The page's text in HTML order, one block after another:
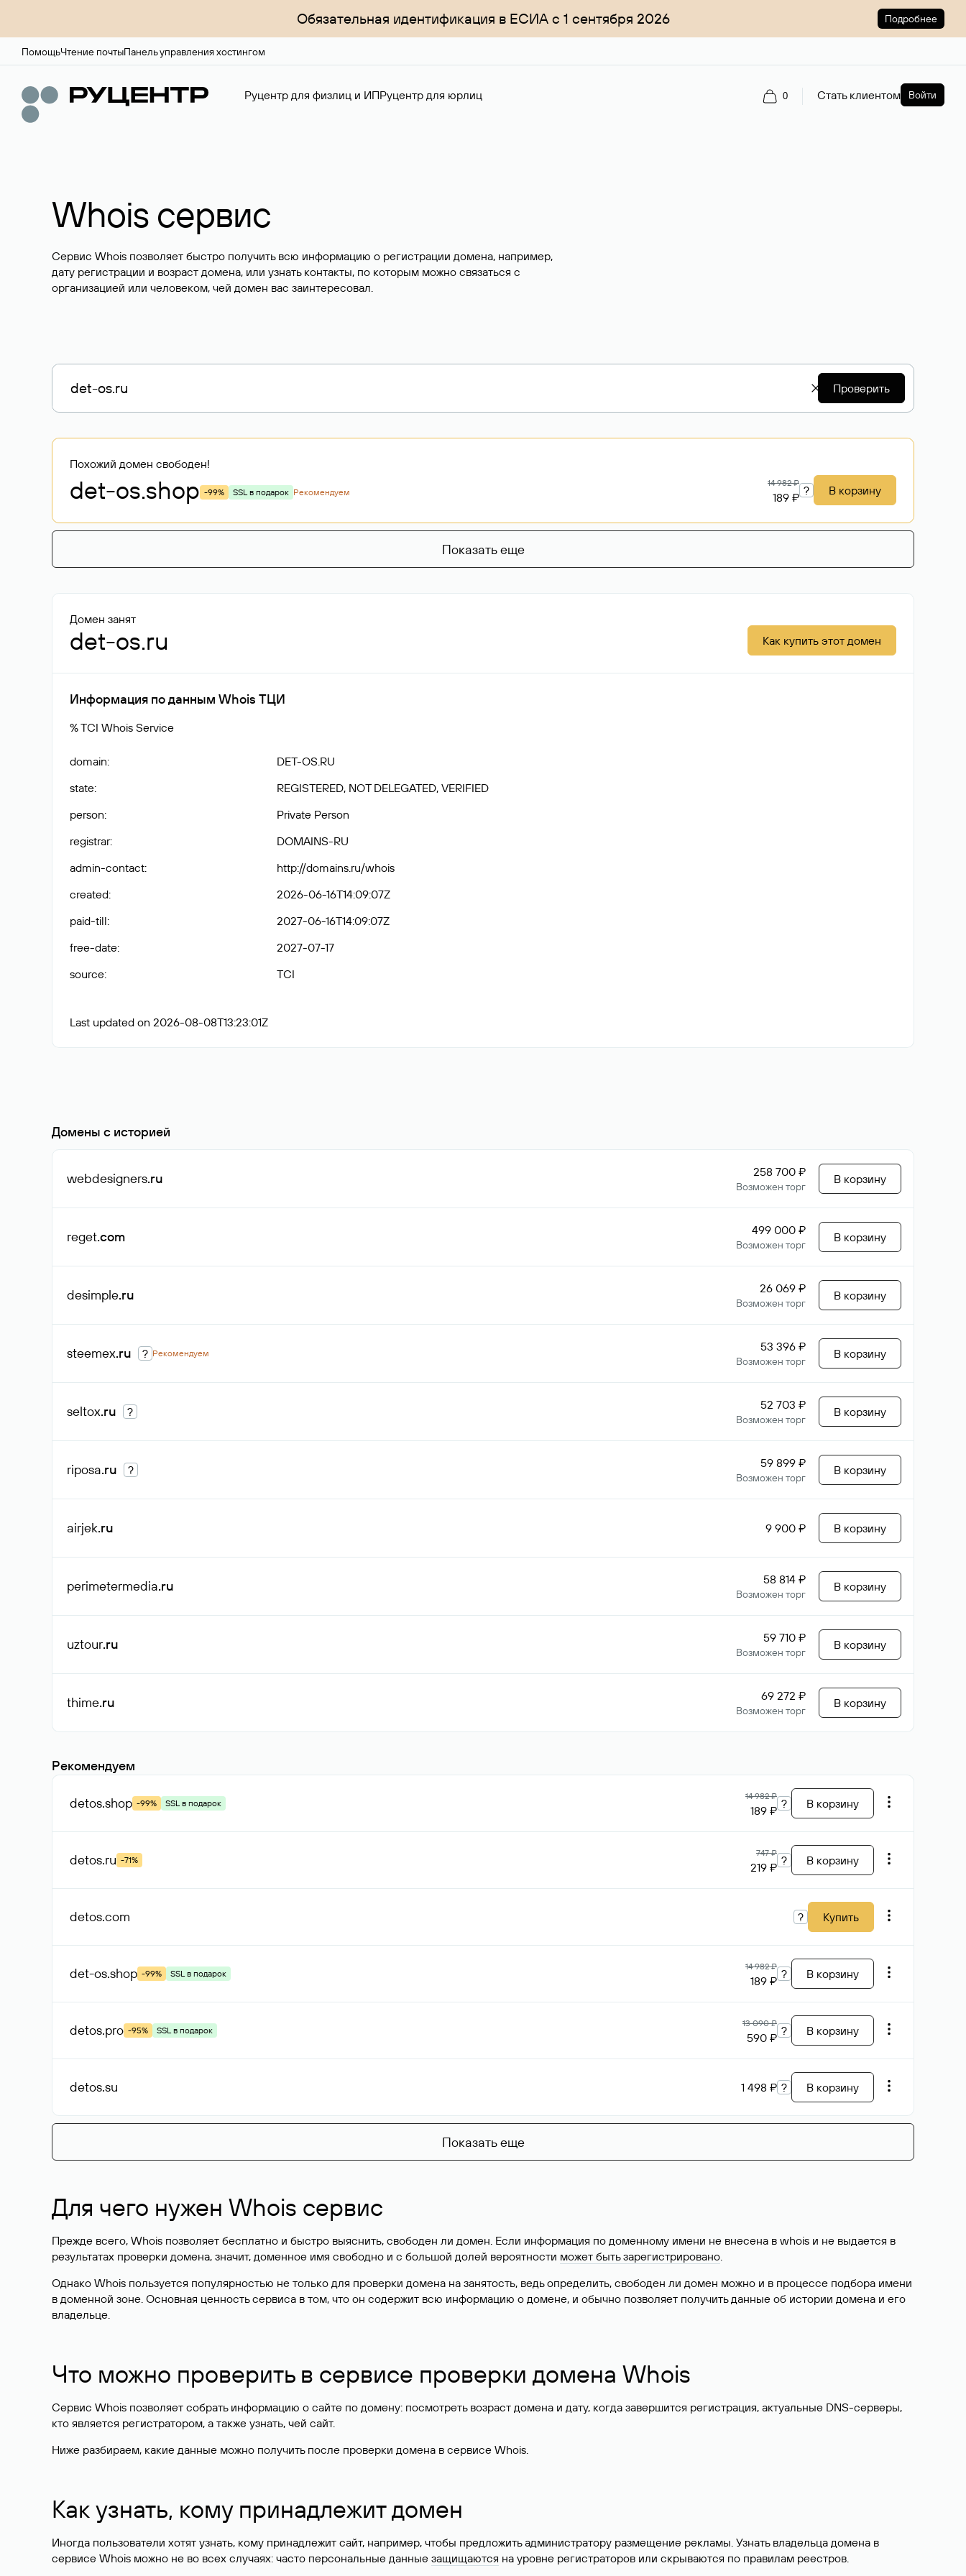
Обязательная идентификация в ЕСИА с 1 сентября 2026 Подробнее
ПомощьЧтение почтыПанель управления хостингом
Руцентр для физлиц и ИПРуцентр для юрлиц 0 Стать клиентом Войти
Whois сервис
Сервис Whois позволяет быстро получить всю информацию о регистрации домена, например,
дату регистрации и возраст домена, или узнать контакты, по которым можно связаться с
организацией или человеком, чей домен вас заинтересовал.
Проверить
Похожий домен свободен!
det-os.shop -99% SSL в подарок Рекомендуем
14 982 ₽
189 ₽ ? В корзину
Показать еще
Домен занят
det-os.ru Как купить этот домен
Информация по данным Whois ТЦИ
% TCI Whois Service
domain:
DET-OS.RU
state:
REGISTERED, NOT DELEGATED, VERIFIED
person:
Private Person
registrar:
DOMAINS-RU
admin-contact:
http://domains.ru/whois
created:
2026-06-16T14:09:07Z
paid-till:
2027-06-16T14:09:07Z
free-date:
2027-07-17
source: TCI
Last updated on 2026-08-08T13:23:01Z
Домены с историей
webdesigners.ru 258 700 ₽
Возможен торг
В корзину
reget.com 499 000 ₽
Возможен торг
В корзину
desimple.ru 26 069 ₽
Возможен торг
В корзину
steemex.ru ? Рекомендуем 53 396 ₽
Возможен торг
В корзину
seltox.ru ? 52 703 ₽
Возможен торг
В корзину
riposa.ru ? 59 899 ₽
Возможен торг
В корзину
airjek.ru 9 900 ₽ В корзину
perimetermedia.ru 58 814 ₽
Возможен торг
В корзину
uztour.ru 59 710 ₽
Возможен торг
В корзину
thime.ru 69 272 ₽
Возможен торг
В корзину
Рекомендуем
detos.shop -99% SSL в подарок
14 982 ₽
189 ₽ ? В корзину
detos.ru -71%
747 ₽
219 ₽ ? В корзину
detos.com ? Купить
det-os.shop -99% SSL в подарок
14 982 ₽
189 ₽ ? В корзину
detos.pro -95% SSL в подарок
13 090 ₽
590 ₽ ? В корзину
detos.su 1 498 ₽ ? В корзину
Показать еще
Для чего нужен Whois сервис
Прежде всего, Whois позволяет бесплатно и быстро выяснить, свободен ли домен. Если информация по доменному имени не внесена в whois и не выдается в
результатах проверки домена, значит, доменное имя свободно и с большой долей вероятности может быть зарегистрировано.
Однако Whois пользуется популярностью не только для проверки домена на занятость, ведь определить, свободен ли домен можно и в процессе подбора имени
в доменной зоне. Основная ценность сервиса в том, что он содержит всю информацию о домене, и обычно позволяет получить данные об истории домена и его
владельце.
Что можно проверить в сервисе проверки домена Whois
Сервис Whois позволяет собрать информацию о сайте по домену: посмотреть возраст домена и дату, когда завершится регистрация, актуальные DNS-серверы,
кто является регистратором, а также узнать, чей сайт.
Ниже разбираем, какие данные можно получить после проверки домена в сервисе Whois.
Как узнать, кому принадлежит домен
Иногда пользователи хотят узнать, кому принадлежит сайт, например, чтобы предложить администратору размещение рекламы. Узнать владельца домена в
сервисе Whois можно не во всех случаях: часто персональные данные защищаются на уровне регистраторов или скрываются по правилам реестров.